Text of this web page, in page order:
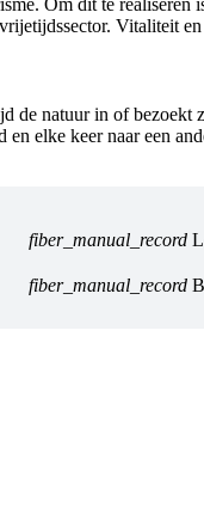
Om dit te realiseren
Vitaliteit
de natuur in of
elke keer naar een
fiber_manual_record
fiber_manual_record